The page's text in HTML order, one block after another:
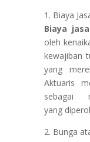
1. Biaya
Biaya jasa
oleh
kewajiban
yang
Aktuaris
sebagai
yang
2. Bunga